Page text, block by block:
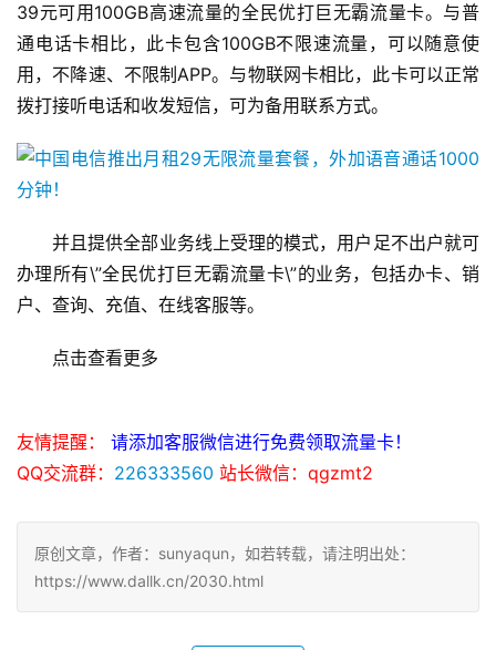
39元可用100GB高速流量的全民优打巨无霸流量卡。与普
通电话卡相比，此卡包含100GB不限速流量，可以随意使
用，不降速、不限制APP。与物联网卡相比，此卡可以正常
拨打接听电话和收发短信，可为备用联系方式。
并且提供全部业务线上受理的模式，用户足不出户就可
办理所有\”全民优打巨无霸流量卡\”的业务，包括办卡、销
户、查询、充值、在线客服等。
点击查看更多
友情提醒：
请添加客服微信进行免费领取流量卡！
QQ交流群： 226333560 站长微信：qgzmt2
原创文章，作者：sunyaqun，如若转载，请注明出处：
https://www.dallk.cn/2030.html